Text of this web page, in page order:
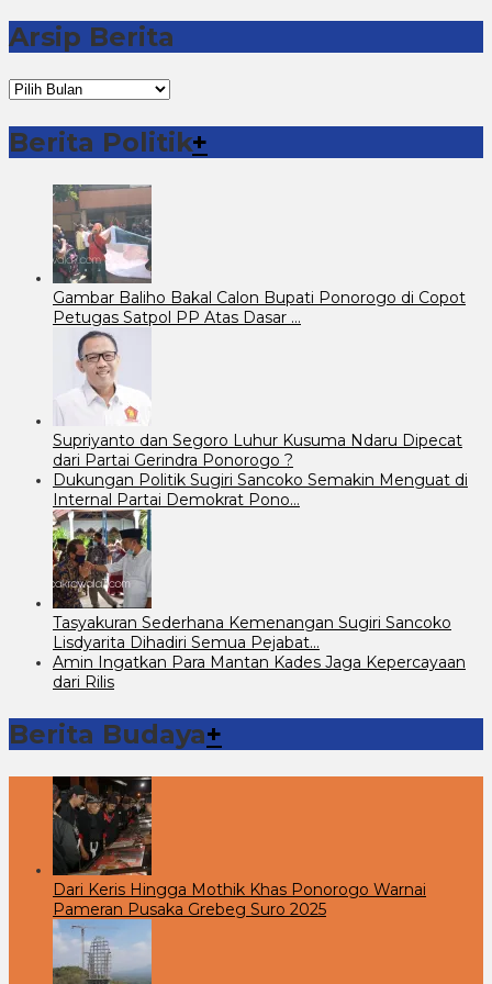
Arsip Berita
Arsip
Berita
Berita Politik+
Gambar Baliho Bakal Calon Bupati Ponorogo di Copot
Petugas Satpol PP Atas Dasar …
Supriyanto dan Segoro Luhur Kusuma Ndaru Dipecat
dari Partai Gerindra Ponorogo ?
Dukungan Politik Sugiri Sancoko Semakin Menguat di
Internal Partai Demokrat Pono…
Tasyakuran Sederhana Kemenangan Sugiri Sancoko
Lisdyarita Dihadiri Semua Pejabat…
Amin Ingatkan Para Mantan Kades Jaga Kepercayaan
dari Rilis
Berita Budaya+
Dari Keris Hingga Mothik Khas Ponorogo Warnai
Pameran Pusaka Grebeg Suro 2025